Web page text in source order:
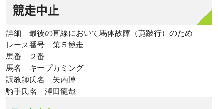
競走中止
詳細 最後の直線において馬体故障（寛跛行）のため
レース番号 第５競走
馬番 ２番
馬名 キープカミング
調教師氏名 矢内博
騎手氏名 澤田龍哉